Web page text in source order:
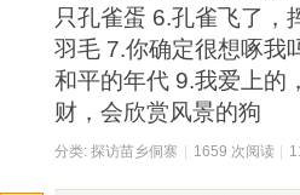
只孔雀蛋 6.孔雀飞了，
羽毛 7.你确定很想啄我
和平的年代 9.我爱上的
财，会欣赏风景的狗
分类: 探访苗乡侗寨 1659 次阅读